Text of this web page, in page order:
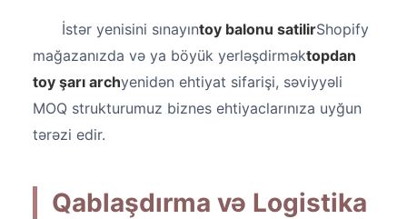
İstər yenisini sınayıntoy balonu satilirShopify
mağazanızda və ya böyük yerləşdirməktopdan
toy şarı archyenidən ehtiyat sifarişi, səviyyəli
MOQ strukturumuz biznes ehtiyaclarınıza uyğun
tərəzi edir.
Qablaşdırma və Logistika